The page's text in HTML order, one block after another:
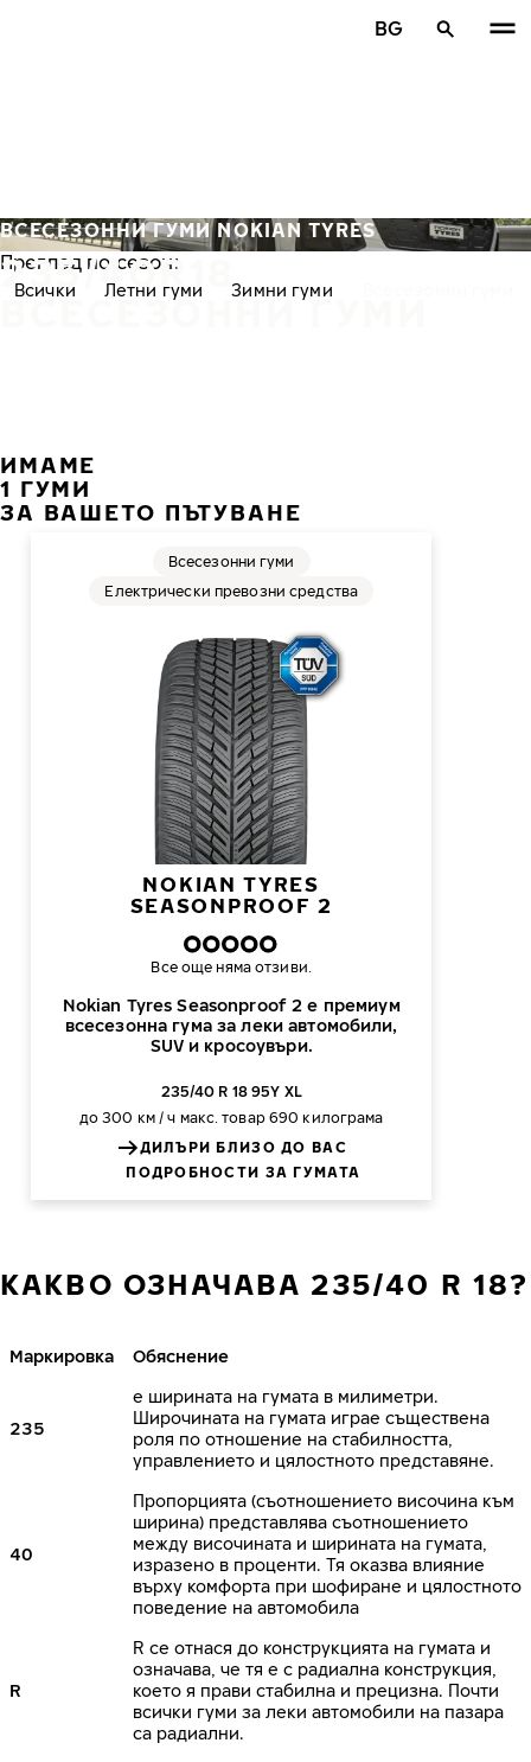
BG
235/40R18
ВСЕСЕЗОННИ ГУМИ
ВСЕСЕЗОННИ ГУМИ NOKIAN TYRES
Преглед по сезон:
Всички Летни гуми Зимни гуми
ИМАМЕ
1 ГУМИ
ЗА ВАШЕТО ПЪТУВАНЕ
NOKIAN TYRES
SEASONPROOF 2
Nokian Tyres Seasonproof 2 е премиум
всесезонна гума за леки автомобили,
SUV и кросоувъри.
Всесезонни гуми
Електрически превозни средства
Все още няма отзиви.
235/40 R 18 95Y XL
до 300 км / ч макс. товар 690 килограма
ДИЛЪРИ БЛИЗО ДО ВАС
ПОДРОБНОСТИ ЗА ГУМАТА
КАКВО ОЗНАЧАВА 235/40 R 18?
Маркировка Обяснение
235
е ширината на гумата в милиметри.
Широчината на гумата играе съществена
роля по отношение на стабилността,
управлението и цялостното представяне.
40
Пропорцията (съотношението височина към
ширина) представлява съотношението
между височината и ширината на гумата,
изразено в проценти. Тя оказва влияние
върху комфорта при шофиране и цялостното
поведение на автомобила
R
R се отнася до конструкцията на гумата и
означава, че тя е с радиална конструкция,
което я прави стабилна и прецизна. Почти
всички гуми за леки автомобили на пазара
са радиални.